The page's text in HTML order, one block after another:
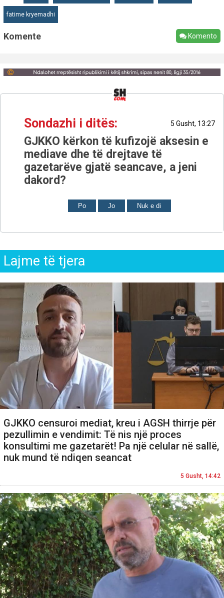
fatime kryemadhi
Komente Komento
Sondazhi i ditës: 5 Gusht, 13:27
GJKKO kërkon të kufizojë aksesin e
mediave dhe të drejtave të
gazetarëve gjatë seancave, a jeni
dakord?
Po Jo Nuk e di
Lajme të tjera
GJKKO censuroi mediat, kreu i AGSH thirrje për
pezullimin e vendimit: Të nis një proces
konsultimi me gazetarët! Pa një celular në sallë,
nuk mund të ndiqen seancat
5 Gusht, 14:42